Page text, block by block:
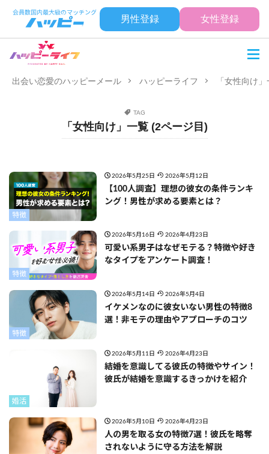
男性登録 女性登録
出会い恋愛のハッピーメール ハッピーライフ 「女性向け
TAG
「女性向け」一覧 (2ページ目)
特徴
2026年5月25日 2026年5月12日
【100人調査】理想の彼女の条件ランキ
ング！男性が求める要素とは？
特徴
2026年5月16日 2026年4月23日
可愛い系男子はなぜモテる？特徴や好き
なタイプをアンケート調査！
特徴
2026年5月14日 2026年5月4日
イケメンなのに彼女いない男性の特徴8
選！非モテの理由やアプローチのコツ
婚活
2026年5月11日 2026年4月23日
結婚を意識してる彼氏の特徴やサイン！
彼氏が結婚を意識するきっかけを紹介
2026年5月10日 2026年4月23日
人の男を取る女の特徴7選！彼氏を略奪
されないように守る方法を解説